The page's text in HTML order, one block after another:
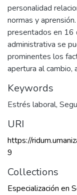
personalidad
normas y
presentados en 16
administrativa se
prominentes los
apertura al cambio,
Keywords
Estrés laboral,
URI
https://
9
Collections
Especialización en